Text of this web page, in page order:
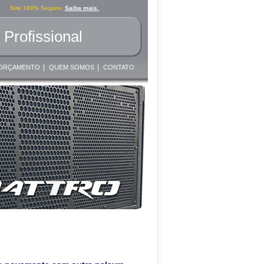
Site 100% Seguro. Saiba mais.
QUEM SOMOS| CONTATO